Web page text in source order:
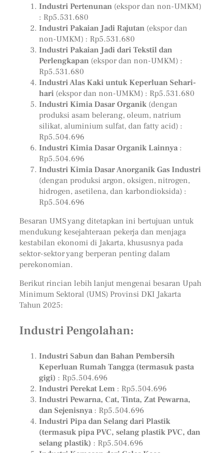
Industri Pertenunan(ekspor dan non-UMKM)
: Rp5.531.680
Industri Pakaian Jadi Rajutan(ekspor dan
non-UMKM) : Rp5.531.680
Industri Pakaian Jadi dari Tekstil dan
Perlengkapan(ekspor dan non-UMKM) :
Rp5.531.680
Industri Alas Kaki untuk Keperluan Sehari-
hari(ekspor dan non-UMKM) : Rp5.531.680
Industri Kimia Dasar Organik(dengan
produksi asam belerang, oleum, natrium
silikat, aluminium sulfat, dan fatty acid) :
Rp5.504.696
Industri Kimia Dasar Organik Lainnya:
Rp5.504.696
Industri Kimia Dasar Anorganik Gas Industri
(dengan produksi argon, oksigen, nitrogen,
hidrogen, asetilena, dan karbondioksida) :
Rp5.504.696
Besaran UMS yang ditetapkan ini bertujuan untuk
mendukung kesejahteraan pekerja dan menjaga
kestabilan ekonomi di Jakarta, khususnya pada
sektor-sektor yang berperan penting dalam
perekonomian.
Berikut rincian lebih lanjut mengenai besaran Upah
Minimum Sektoral (UMS) Provinsi DKI Jakarta
Tahun 2025:
Industri Pengolahan:
Industri Sabun dan Bahan Pembersih
Keperluan Rumah Tangga (termasuk pasta
gigi) : Rp5.504.696
Industri Perekat Lem: Rp5.504.696
Industri Pewarna, Cat, Tinta, Zat Pewarna,
dan Sejenisnya: Rp5.504.696
Industri Pipa dan Selang dari Plastik
(termasuk pipa PVC, selang plastik PVC, dan
selang plastik) : Rp5.504.696